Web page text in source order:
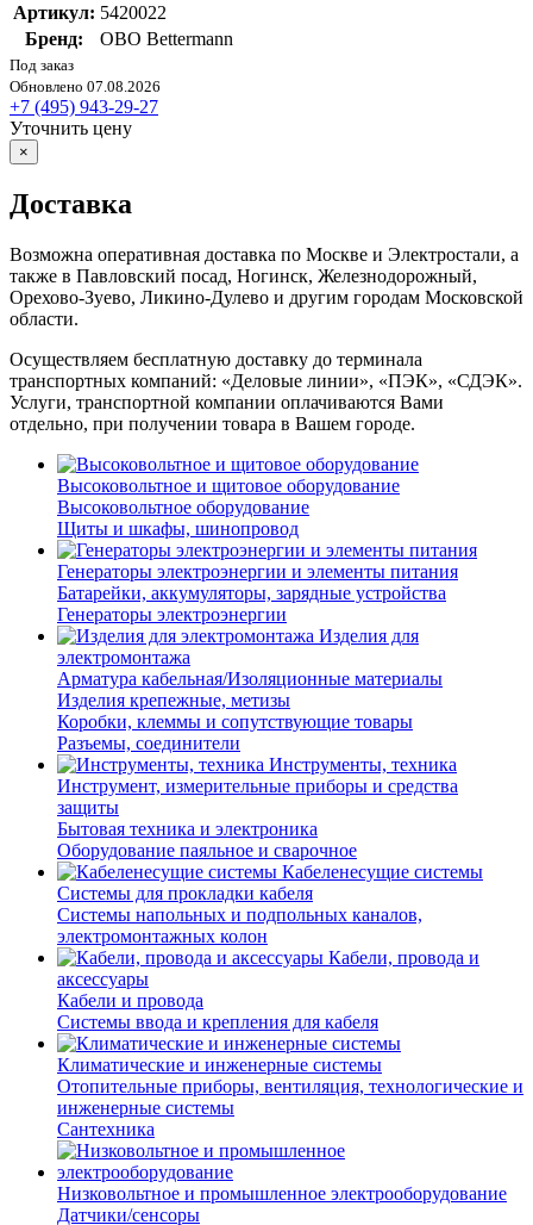
Артикул: 5420022
Бренд:
OBO Bettermann
Под заказ
Обновлено 07.08.2026
+7 (495) 943-29-27
Уточнить цену
×
Доставка
Возможна оперативная доставка по Москве и Электростали, а
также в Павловский посад, Ногинск, Железнодорожный,
Орехово-Зуево, Ликино-Дулево и другим городам Московской
области.
Осуществляем бесплатную доставку до терминала
транспортных компаний: «Деловые линии», «ПЭК», «СДЭК».
Услуги, транспортной компании оплачиваются Вами
отдельно, при получении товара в Вашем городе.
Высоковольтное и щитовое оборудование
Высоковольтное оборудование
Щиты и шкафы, шинопровод
Генераторы электроэнергии и элементы питания
Батарейки, аккумуляторы, зарядные устройства
Генераторы электроэнергии
Изделия для
электромонтажа
Арматура кабельная/Изоляционные материалы
Изделия крепежные, метизы
Коробки, клеммы и сопутствующие товары
Разъемы, соединители
Инструменты, техника
Инструмент, измерительные приборы и средства
защиты
Бытовая техника и электроника
Оборудование паяльное и сварочное
Кабеленесущие системы
Системы для прокладки кабеля
Системы напольных и подпольных каналов,
электромонтажных колон
Кабели, провода и
аксессуары
Кабели и провода
Системы ввода и крепления для кабеля
Климатические и инженерные системы
Отопительные приборы, вентиляция, технологические и
инженерные системы
Сантехника
Низковольтное и промышленное электрооборудование
Датчики/сенсоры